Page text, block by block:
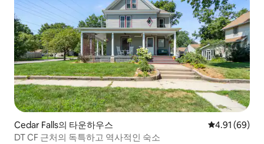
Cedar Falls의 타운하우스 평점 4.91점(5
4.91 (69)
DT CF 근처의 독특하고 역사적인 숙소